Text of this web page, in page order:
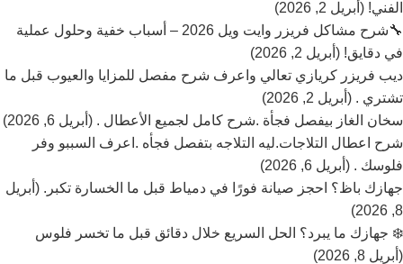
الفني! (أبريل 2, 2026)
🔧شرح مشاكل فريزر وايت ويل 2026 – أسباب خفية وحلول عملية
في دقايق! (أبريل 2, 2026)
ديب فريزر كريازي تعالي واعرف شرح مفصل للمزايا والعيوب قبل ما
تشتري . (أبريل 2, 2026)
سخان الغاز بيفصل فجأة .شرح كامل لجميع الأعطال . (أبريل 6, 2026)
شرح اعطال التلاجات.ليه التلاجه بتفصل فجأه .اعرف السببو وفر
فلوسك . (أبريل 6, 2026)
جهازك باظ؟ احجز صيانة فورًا في دمياط قبل ما الخسارة تكبر. (أبريل
8, 2026)
❄️ جهازك ما يبرد؟ الحل السريع خلال دقائق قبل ما تخسر فلوس
(أبريل 8, 2026)